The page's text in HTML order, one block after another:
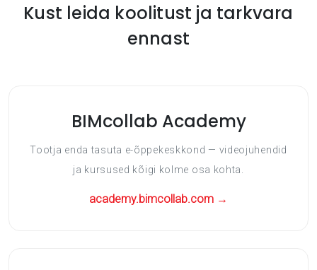
Kust leida koolitust ja tarkvara
ennast
BIMcollab Academy
Tootja enda tasuta e-õppekeskkond — videojuhendid
ja kursused kõigi kolme osa kohta.
academy.bimcollab.com →